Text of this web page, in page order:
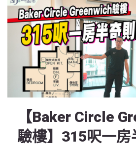
【Baker Circle
驗樓】315呎一房